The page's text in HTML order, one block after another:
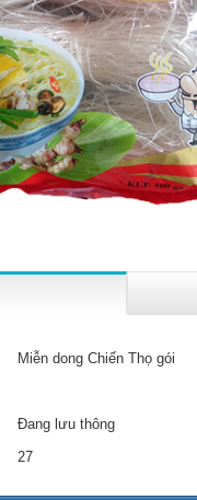
Miễn dong Chiến Thọ gói
Đang lưu thông
27